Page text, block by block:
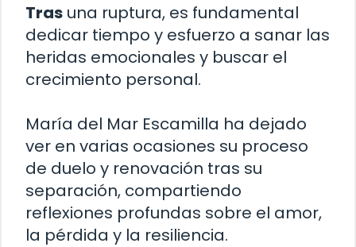
Tras una ruptura, es fundamental
dedicar tiempo y esfuerzo a sanar las
heridas emocionales y buscar el
crecimiento personal.
María del Mar Escamilla ha dejado
ver en varias ocasiones su proceso
de duelo y renovación tras su
separación, compartiendo
reflexiones profundas sobre el amor,
la pérdida y la resiliencia.